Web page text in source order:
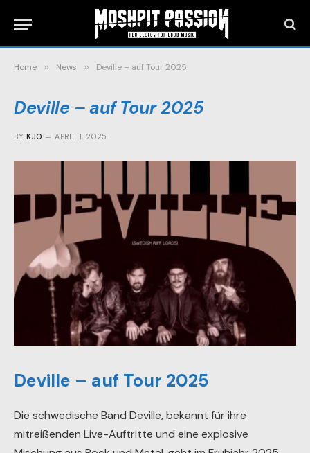
Home » News » Deville – auf Tour 2025
Deville – auf Tour 2025
BY KJO APRIL 1, 2025
Deville – auf Tour 2025
Die schwedische Band Deville, bekannt für ihre
mitreißenden Live-Auftritte und eine explosive